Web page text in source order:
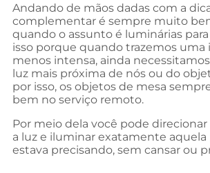
Andando de mãos dadas com a
complementar é sempre muito
quando o assunto é luminárias
isso porque quando trazemos uma
menos intensa, ainda
luz mais próxima de nós ou do
por isso, os objetos de mesa
bem no serviço remoto.
Por meio dela você pode
a luz e iluminar exatamente
estava precisando, sem cansar ou